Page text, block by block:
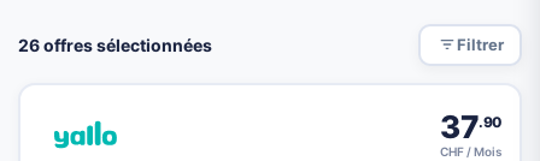
26 offres sélectionnées Filtrer
37.90
CHF / Mois